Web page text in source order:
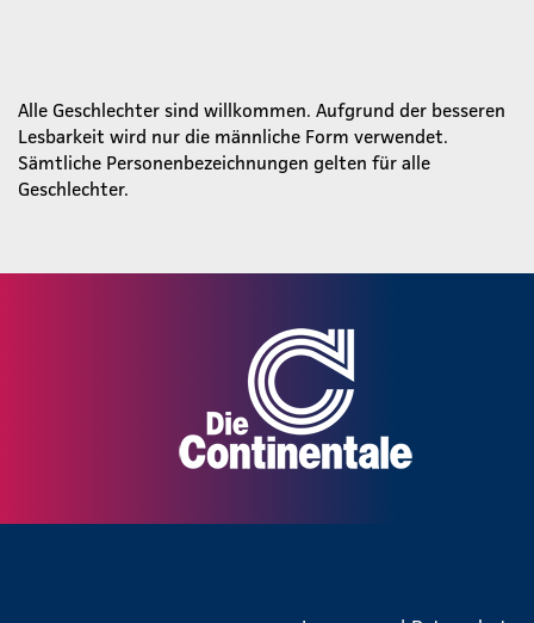
Alle Geschlechter sind willkommen. Aufgrund der besseren
Lesbarkeit wird nur die männliche Form verwendet.
Sämtliche Personenbezeichnungen gelten für alle
Geschlechter.